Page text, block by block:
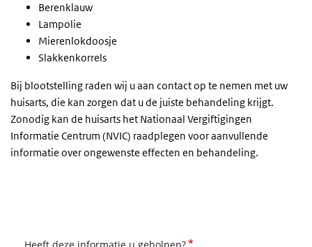
Berenklauw
Lampolie
Mierenlokdoosje
Slakkenkorrels
Bij blootstelling raden wij u aan contact op te nemen met uw
huisarts, die kan zorgen dat u de juiste behandeling krijgt.
Zonodig kan de huisarts het Nationaal Vergiftigingen
Informatie Centrum (NVIC) raadplegen voor aanvullende
informatie over ongewenste effecten en behandeling.
*